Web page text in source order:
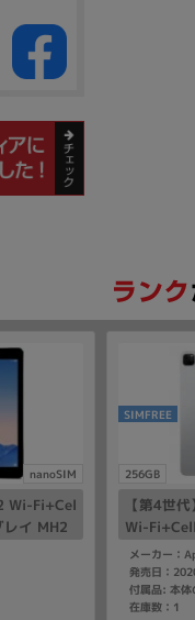
nanoSIM
Wi-Fi+Cel
イ MH2
SIMフリ
256GB
SIMFREE
【第4世
Wi-
MXF62J/
フリー】
メーカー：
発売日：
付属品: 本体
在庫数：1